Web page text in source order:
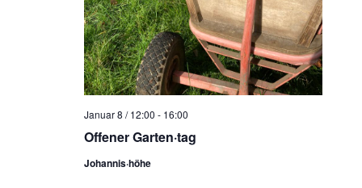
Offener Garten·tag
Januar 8 / 12:00 - 16:00
Johannis·höhe